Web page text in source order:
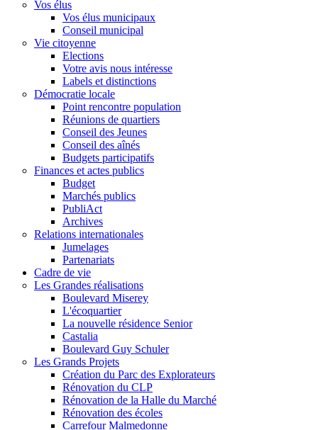
Vos élus
Vos élus municipaux
Conseil municipal
Vie citoyenne
Elections
Votre avis nous intéresse
Labels et distinctions
Démocratie locale
Point rencontre population
Réunions de quartiers
Conseil des Jeunes
Conseil des aînés
Budgets participatifs
Finances et actes publics
Budget
Marchés publics
PubliAct
Archives
Relations internationales
Jumelages
Partenariats
Cadre de vie
Les Grandes réalisations
Boulevard Miserey
L'écoquartier
La nouvelle résidence Senior
Castalia
Boulevard Guy Schuler
Les Grands Projets
Création du Parc des Explorateurs
Rénovation du CLP
Rénovation de la Halle du Marché
Rénovation des écoles
Carrefour Malmedonne